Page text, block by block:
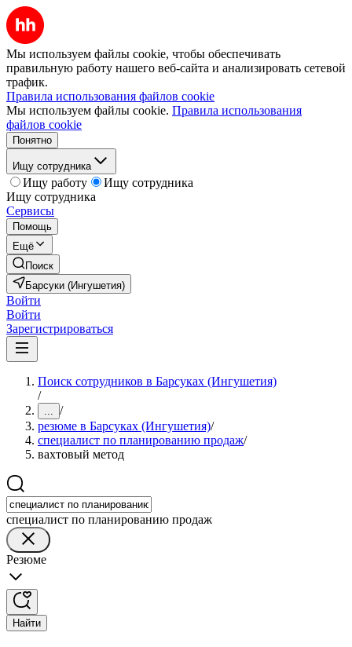
Мы используем файлы cookie, чтобы обеспечивать
правильную работу нашего веб-сайта и анализировать сетевой
трафик.
Правила использования файлов cookie
Мы используем файлы cookie. Правила использования
файлов cookie
Понятно
Ищу сотрудника
Ищу работу
Ищу сотрудника
Ищу сотрудника
Сервисы
Помощь
Ещё
Поиск
Барсуки (Ингушетия)
Войти
Войти
Зарегистрироваться
Поиск сотрудников в Барсуках (Ингушетия)
/
... /
резюме в Барсуках (Ингушетия)/
специалист по планированию продаж/
вахтовый метод
специалист по планированию продаж
Резюме
Найти